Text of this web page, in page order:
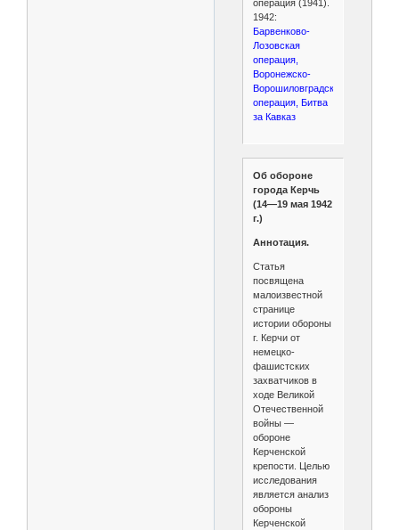
операция (1941).
1942:
Барвенково-
Лозовская
операция,
Воронежско-
Ворошиловградская
операция, Битва
за Кавказ
Об обороне
города Керчь
(14—19 мая 1942
г.)
Аннотация.
Статья
посвящена
малоизвестной
странице
истории обороны
г. Керчи от
немецко-
фашистских
захватчиков в
ходе Великой
Отечественной
войны —
обороне
Керченской
крепости. Целью
исследования
является анализ
обороны
Керченской